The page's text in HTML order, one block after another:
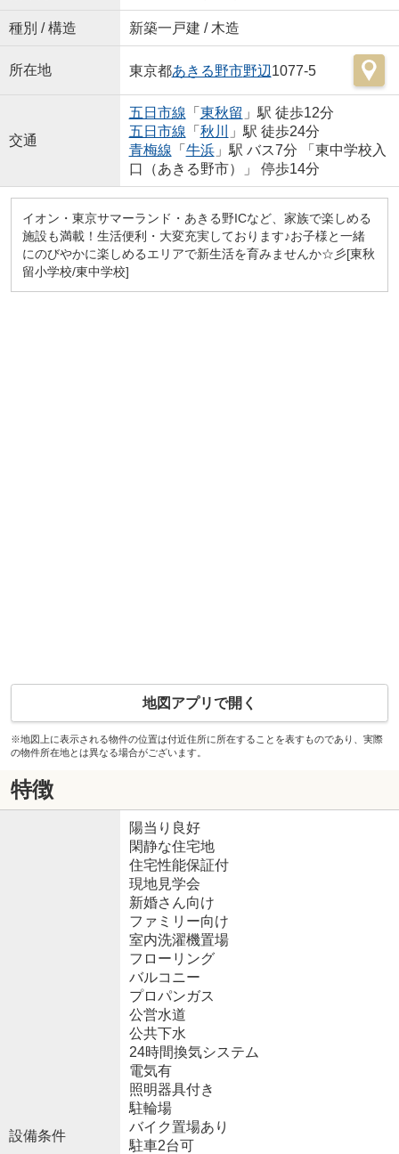
種別 / 構造 新築一戸建 / 木造
所在地 東京都あきる野市野辺 1077-5
交通
五日市線 「 東秋留 」駅 徒歩12分
五日市線 「 秋川
」駅 徒歩24分
青梅線 「 牛浜」駅 バス7分 「東中学校入
口（あきる野市）」 停歩14分
イオン・東京サマーランド・あきる野ICなど、家族で楽しめる
施設も満載！生活便利・大変充実しております♪お子様と一緒
にのびやかに楽しめるエリアで新生活を育みませんか☆彡[東秋
留小学校/東中学校]
地図アプリで開く
※地図上に表示される物件の位置は付近住所に所在することを表すものであり、実際
の物件所在地とは異なる場合がございます。
特徴
設備条件
陽当り良好
閑静な住宅地
住宅性能保証付
現地見学会
新婚さん向け
ファミリー向け
室内洗濯機置場
フローリング
バルコニー
プロパンガス
公営水道
公共下水
24時間換気システム
電気有
照明器具付き
駐輪場
バイク置場あり
駐車2台可